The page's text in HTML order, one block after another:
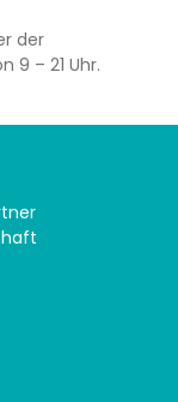
der
9 – 21 Uhr.